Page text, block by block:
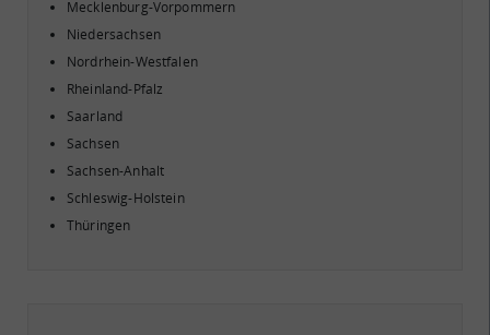
Mecklenburg-Vorpommern
Niedersachsen
Nordrhein-Westfalen
Rheinland-Pfalz
Saarland
Sachsen
Sachsen-Anhalt
Schleswig-Holstein
Thüringen